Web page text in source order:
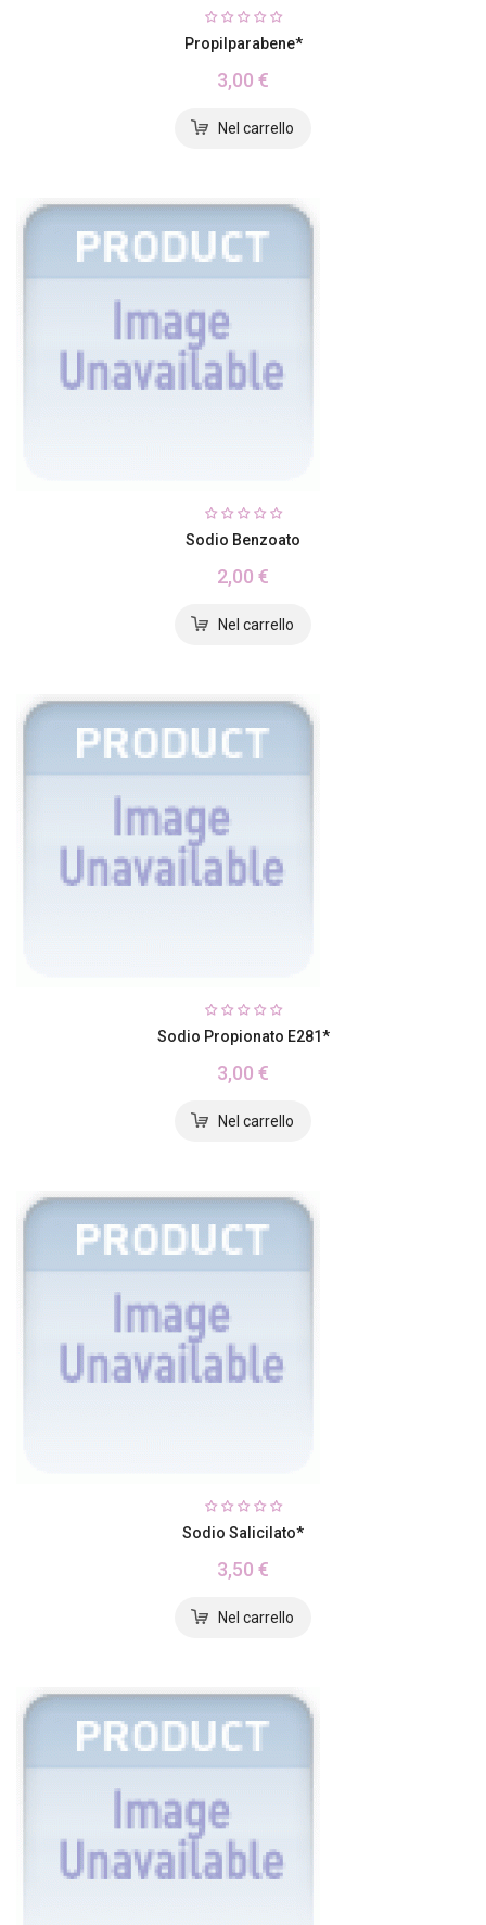
Propilparabene*
3,00 €
Sodio Benzoato
2,00 €
Sodio Propionato E281*
3,00 €
Sodio Salicilato*
3,50 €